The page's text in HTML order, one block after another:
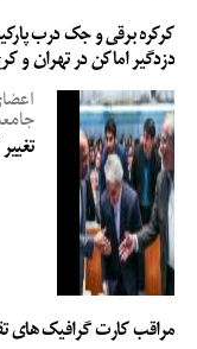
طراحی سایت
کرکره برقی و جک درب
دزدگیر اماکن در تهران و
مراقب کارت گرافیک های